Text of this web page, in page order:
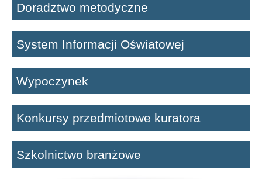
Doradztwo metodyczne
System Informacji Oświatowej
Wypoczynek
Konkursy przedmiotowe kuratora
Szkolnictwo branżowe